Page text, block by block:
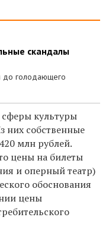
скандалы
до голодающего
культуры
них собственные
млн рублей.
цены на билеты
и оперный театр)
обоснования
цены